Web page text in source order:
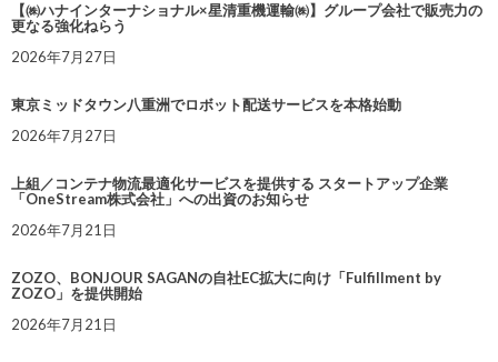
【㈱ハナインターナショナル×星清重機運輸㈱】グループ会社で販売力の
更なる強化ねらう
2026年7月27日
東京ミッドタウン八重洲でロボット配送サービスを本格始動
2026年7月27日
上組／コンテナ物流最適化サービスを提供する スタートアップ企業
「OneStream株式会社」への出資のお知らせ
2026年7月21日
ZOZO、BONJOUR SAGANの自社EC拡大に向け「Fulfillment by
ZOZO」を提供開始
2026年7月21日